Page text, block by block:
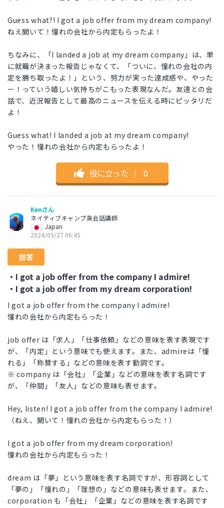
Guess what?! I got a job offer from my dream company!
ねえ聞いて！憧れの会社から内定もらったよ！
ちなみに、「I landed a job at my dream company」は、単
に就職が決まった報告じゃなくて、「ついに、憧れの会社の内
定を勝ち取ったよ！」という、努力が実った達成感や、やった
ー！っていう嬉しい気持ちがこもった表現なんだ。友達との会
話で、近況報告として最高のニュースを伝える時にピッタリだ
よ！
Guess what! I landed a job at my dream company!
やった！憧れの会社から内定もらったよ！
役に立った ｜ 0
Kenさん
ネイティブキャンプ英会話講師
Japan
2024/05/27 06:45
回答
・I got a job offer from the company I admire!
・I got a job offer from my dream corporation!
I got a job offer from the company I admire!
憧れの会社から内定もらった！
job offer は「求人」「仕事依頼」などの意味を表す表現です
が、「内定」という意味でも使えます。また、admireは「憧
れる」「称賛する」などの意味を表す動詞です。
※ company は「会社」「企業」などの意味を表す名詞です
が、「仲間」「友人」などの意味も表せます。
Hey, listen! I got a job offer from the company I admire!
（ねえ、聞いて！憧れの会社から内定もらった！）
I got a job offer from my dream corporation!
憧れの会社から内定もらった！
dream は「夢」という意味を表す名詞ですが、形容詞として
「夢の」「憧れの」「理想の」などの意味も表せます。また、
corporation も「会社」「企業」などの意味を表す名詞です